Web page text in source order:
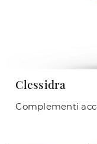
Clessidra